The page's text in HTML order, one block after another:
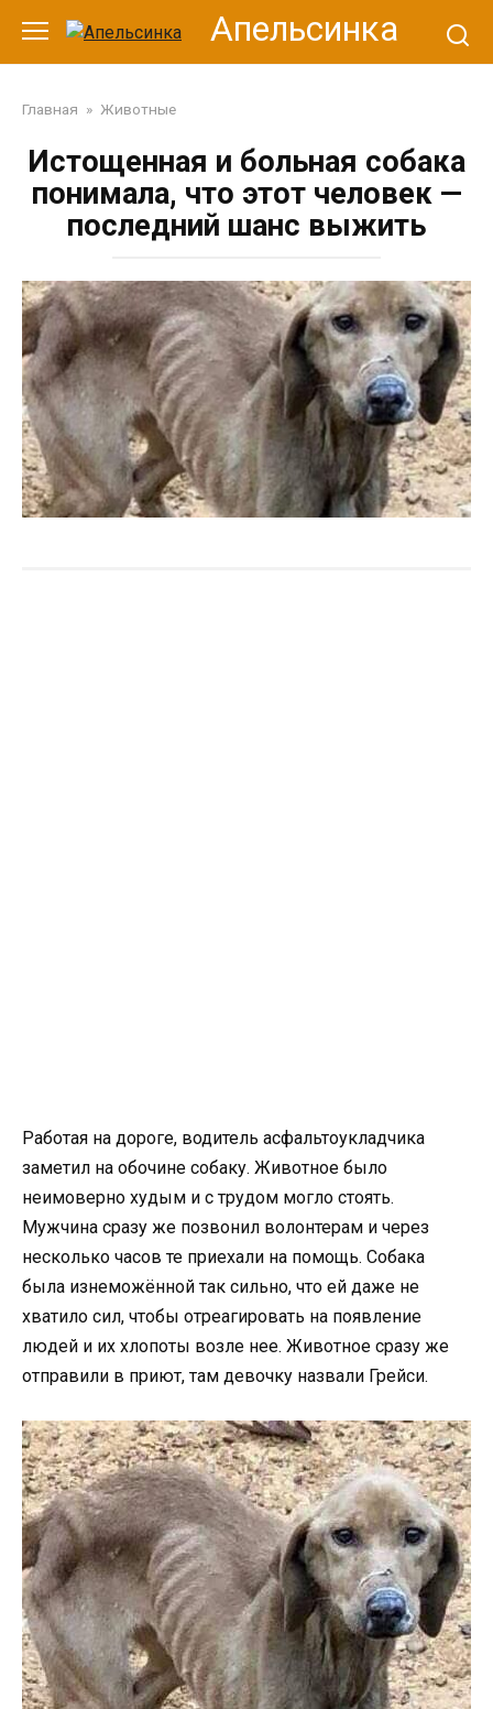
контенту
Апельсинка
Главная » Животные
Истощенная и больная собака
понимала, что этот человек —
последний шанс выжить
Работая на дороге, водитель асфальтоукладчика
заметил на обочине собаку. Животное было
неимоверно худым и с трудом могло стоять.
Мужчина сразу же позвонил волонтерам и через
несколько часов те приехали на помощь. Собака
была изнеможённой так сильно, что ей даже не
хватило сил, чтобы отреагировать на появление
людей и их хлопоты возле нее. Животное сразу же
отправили в приют, там девочку назвали Грейси.